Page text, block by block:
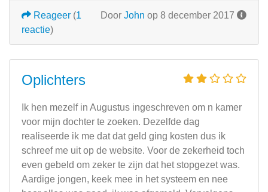
Door John op 8 december 2017
Reageer (1
reactie)
Oplichters
Ik hen mezelf in Augustus ingeschreven om n kamer
voor mijn dochter te zoeken. Dezelfde dag
realiseerde ik me dat dat geld ging kosten dus ik
schreef me uit op de website. Voor de zekerheid toch
even gebeld om zeker te zijn dat het stopgezet was.
Aardige jongen, keek mee in het systeem en nee